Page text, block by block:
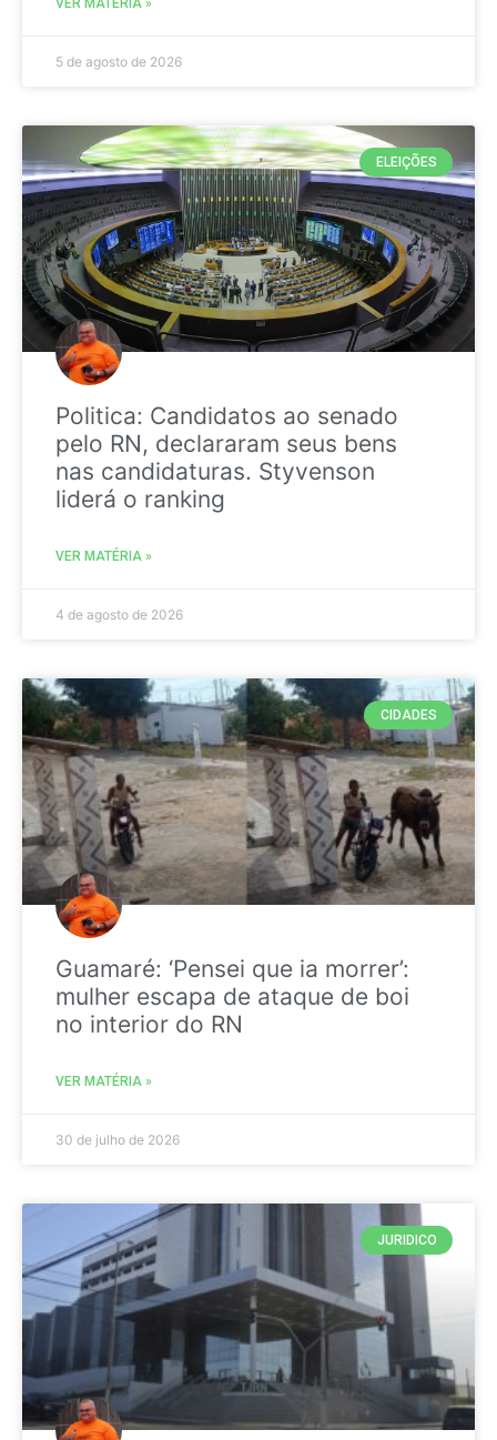
5 de agosto de 2026
ELEIÇÕES
Politica: Candidatos ao senado
pelo RN, declararam seus bens
nas candidaturas. Styvenson
liderá o ranking
VER MATÉRIA »
4 de agosto de 2026
CIDADES
Guamaré: ‘Pensei que ia morrer’:
mulher escapa de ataque de boi
no interior do RN
VER MATÉRIA »
30 de julho de 2026
JURIDICO